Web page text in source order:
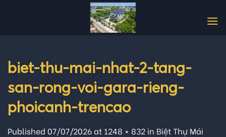
biet-thu-mai-nhat-2-tang-
san-rong-voi-gara-rieng-
phoicanh-trencao
Published 07/07/2026at 1248 × 832 in Biệt Thự Mái